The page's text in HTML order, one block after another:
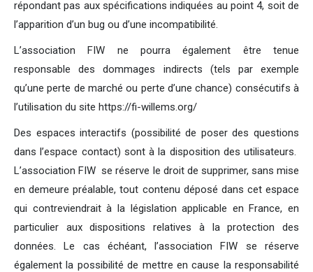
répondant pas aux spécifications indiquées au point 4, soit de
l’apparition d’un bug ou d’une incompatibilité.
L’association FIW ne pourra également être tenue
responsable des dommages indirects (tels par exemple
qu’une perte de marché ou perte d’une chance) consécutifs à
l’utilisation du site https://fi-willems.org/
Des espaces interactifs (possibilité de poser des questions
dans l’espace contact) sont à la disposition des utilisateurs.
L’association FIW se réserve le droit de supprimer, sans mise
en demeure préalable, tout contenu déposé dans cet espace
qui contreviendrait à la législation applicable en France, en
particulier aux dispositions relatives à la protection des
données. Le cas échéant, l’association FIW se réserve
également la possibilité de mettre en cause la responsabilité